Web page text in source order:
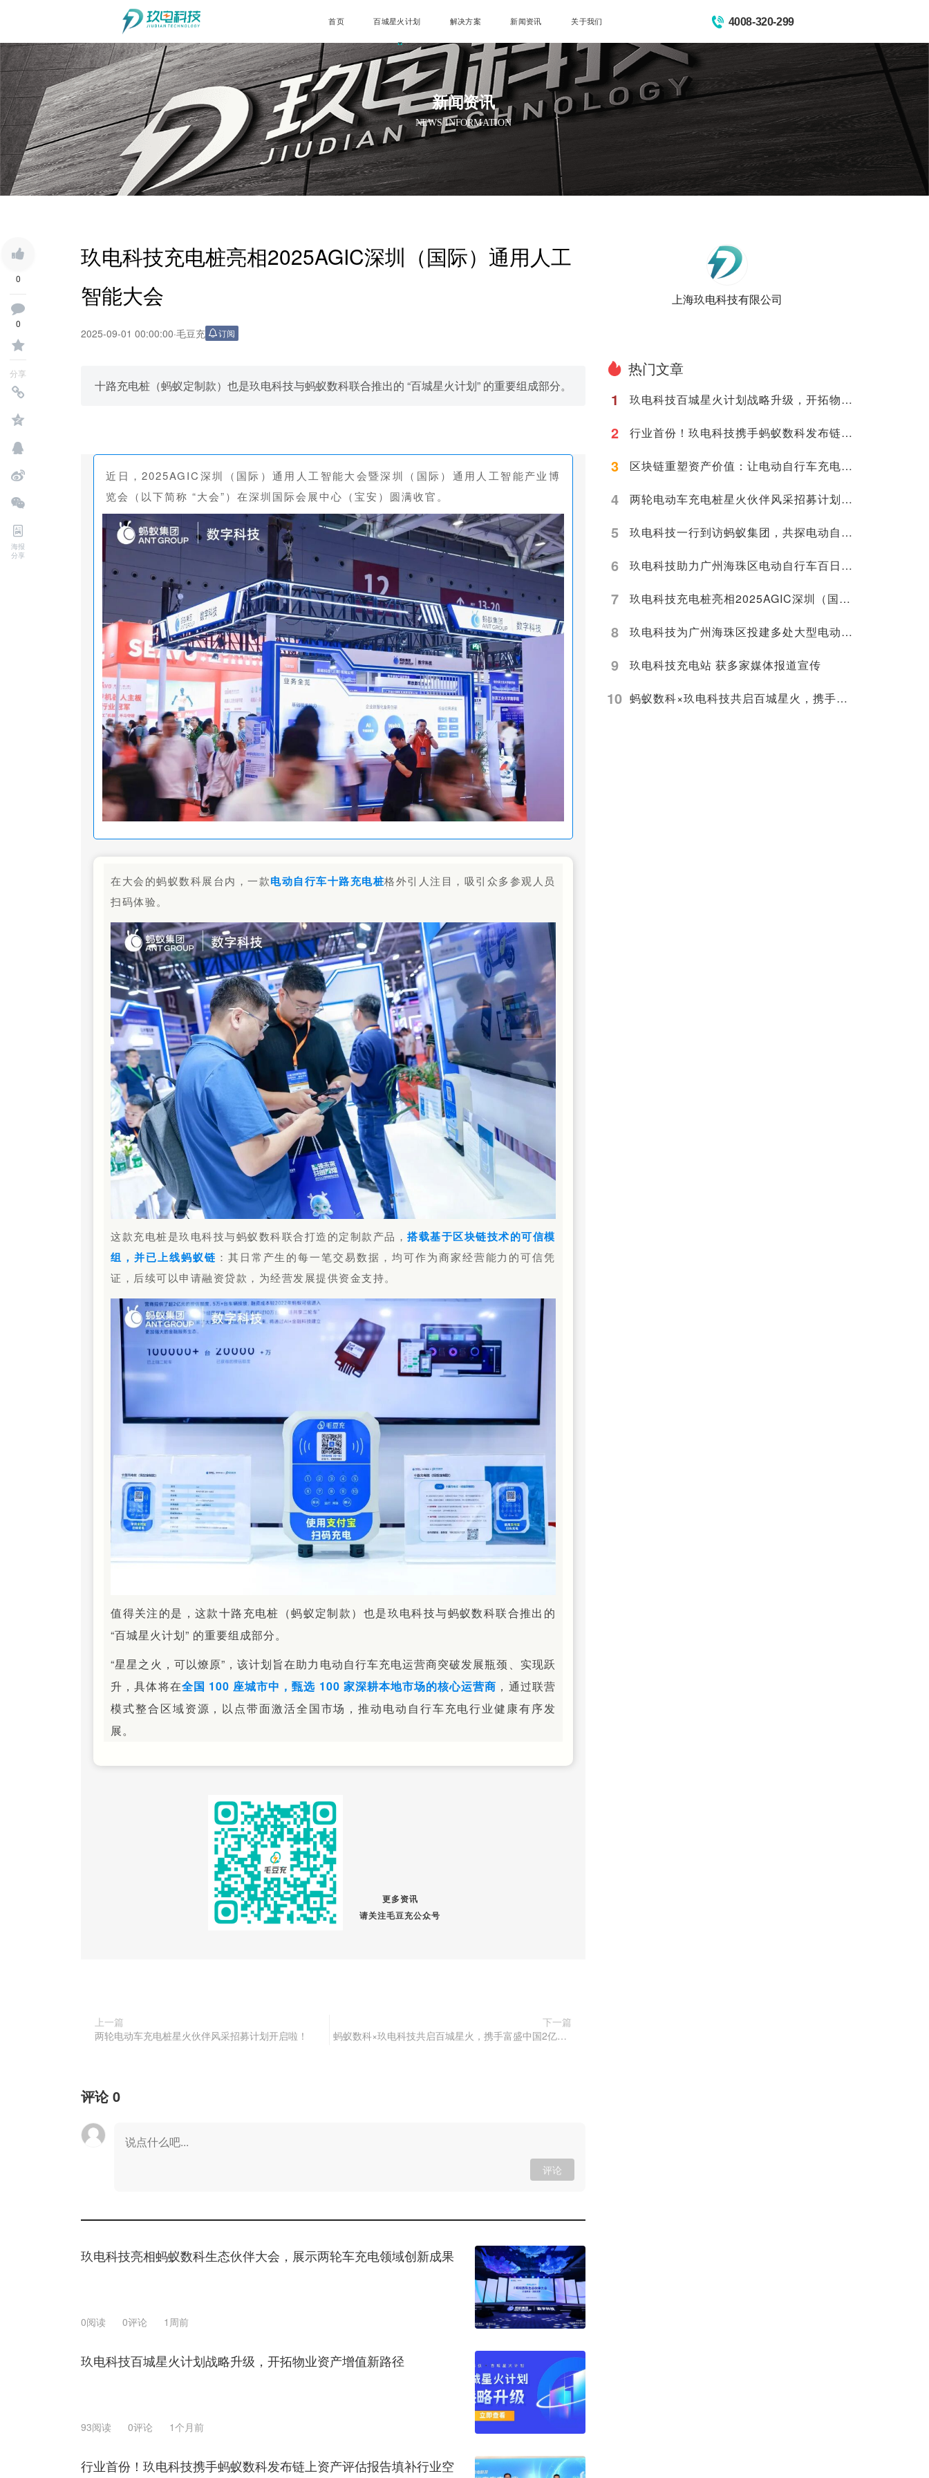
首页 百城星火计划 解决方案 新闻资讯 关于我们 4008-320-299
新闻资讯
NEWS INFORMATION
0
0
分享
海报
分享
玖电科技充电桩亮相2025AGIC深圳（国际）通用人工
智能大会
2025-09-01 00:00:00·毛豆充 订阅
十路充电桩（蚂蚁定制款）也是玖电科技与蚂蚁数科联合推出的 “百城星火计划” 的重要组成部分。
近日，2025AGIC深圳（国际）通用人工智能大会暨深圳（国际）通用人工智能产业博
览会（以下简称 “大会”）在深圳国际会展中心（宝安）圆满收官。
在大会的蚂蚁数科展台内，一款电动自行车十路充电桩格外引人注目，吸引众多参观人员
扫码体验。
这款充电桩是玖电科技与蚂蚁数科联合打造的定制款产品，搭载基于区块链技术的可信模
组，并已上线蚂蚁链 ：其日常产生的每一笔交易数据，均可作为商家经营能力的可信凭
证，后续可以申请融资贷款，为经营发展提供资金支持。
值得关注的是，这款十路充电桩（蚂蚁定制款）也是玖电科技与蚂蚁数科联合推出的
“百城星火计划” 的重要组成部分。
“星星之火，可以燎原”，该计划旨在助力电动自行车充电运营商突破发展瓶颈、实现跃
升，具体将在全国 100 座城市中，甄选 100 家深耕本地市场的核心运营商 ，通过联营
模式整合区域资源，以点带面激活全国市场，推动电动自行车充电行业健康有序发
展。
更多资讯
请关注毛豆充公众号
上一篇
两轮电动车充电桩星火伙伴风采招募计划开启啦！
下一篇
蚂蚁数科×玖电科技共启百城星火，携手富盛中国2亿元布局电动自行车充电赛道
评论0
评论
玖电科技亮相蚂蚁数科生态伙伴大会，展示两轮车充电领域创新成果
0阅读 0评论 1周前
玖电科技百城星火计划战略升级，开拓物业资产增值新路径
93阅读 0评论 1个月前
行业首份！玖电科技携手蚂蚁数科发布链上资产评估报告填补行业空
上海玖电科技有限公司
热门文章
1
玖电科技百城星火计划战略升级，开拓物业资产增值新路径
2 行业首份！玖电科技携手蚂蚁数科发布链上资产评估报告填补行业空白
3 区块链重塑资产价值：让电动自行车充电桩非标资产焕发数字新生
4 两轮电动车充电桩星火伙伴风采招募计划开启啦！
5 玖电科技一行到访蚂蚁集团，共探电动自行车充电桩行业新未来
6 玖电科技助力广州海珠区电动自行车百日行动，获得官媒报道认可！
7 玖电科技充电桩亮相2025AGIC深圳（国际）通用人工智能大会
8 玖电科技为广州海珠区投建多处大型电动自行车集中充电点
9 玖电科技充电站 获多家媒体报道宣传
10 蚂蚁数科×玖电科技共启百城星火，携手富盛中国2亿元布局电动自行车充电赛道